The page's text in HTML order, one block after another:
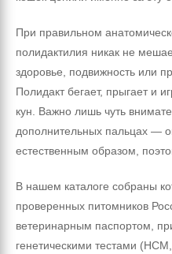
При правильном
полидактилия никак не
здоровье, подвижность или
Полидакт бегает, прыгает и
кун. Важно лишь чуть
дополнительных пальцах —
естественным образом,
В нашем каталоге собраны
проверенных питомников
ветеринарным паспортом,
генетическими тестами